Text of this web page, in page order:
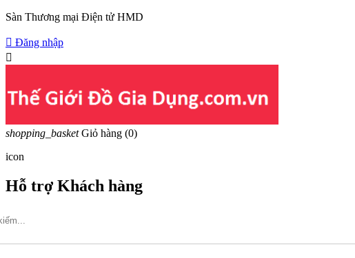
Sàn Thương mại Điện tử HMD
 Đăng nhập

shopping_basket Giỏ hàng (0)
icon
Hỗ trợ Khách hàng
Hotline: 09317.456.44